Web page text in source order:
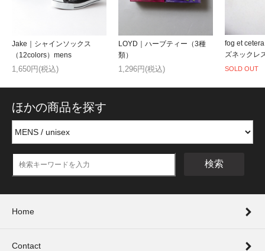
Jake｜シャインソックス
（12colors）mens
1,650円(税込)
LOYD｜ハーブティー（3種
類）
1,296円(税込)
fog et
ズネックレ
SOLD OUT
ほかの商品を探す
検索
Home
Contact